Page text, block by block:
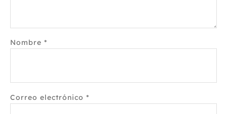
Nombre *
Correo electrónico *